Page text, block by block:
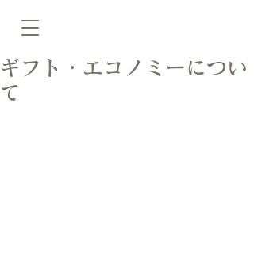
ギフト・エコノミーについ
て